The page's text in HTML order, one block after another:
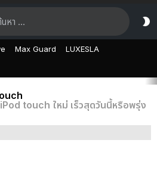
Max Guard LUXESLA
touch ใหม่ เร็วสุดวันนี้หรือพรุ่ง